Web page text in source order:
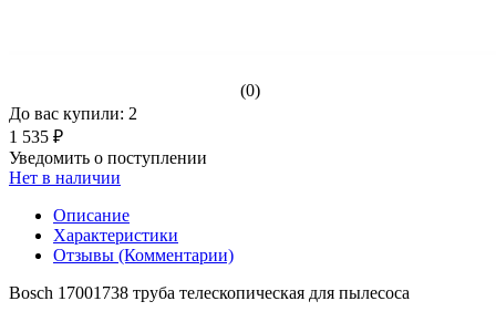
(0)
До вас купили: 2
1 535 ₽
Уведомить о поступлении
Нет в наличии
Описание
Характеристики
Отзывы (Комментарии)
Bosch 17001738 труба телескопическая для пылесоса